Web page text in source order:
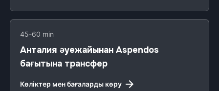
45-60 min
Анталия әуежайынан Aspendos
бағытына трансфер
Көліктер мен бағаларды көру